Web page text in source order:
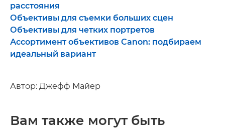
расстояния
Объективы для съемки больших сцен
Объективы для четких портретов
Ассортимент объективов Canon: подбираем
идеальный вариант
Автор: Джефф Майер
Вам также могут быть